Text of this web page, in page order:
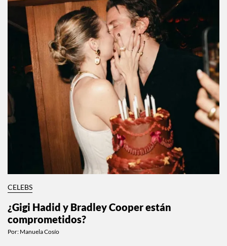
CELEBS
¿Gigi Hadid y Bradley Cooper están
comprometidos?
Por: Manuela Cosío